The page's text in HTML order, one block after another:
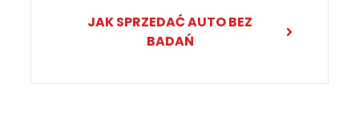
JAK SPRZEDAĆ AUTO BEZ
BADAŃ